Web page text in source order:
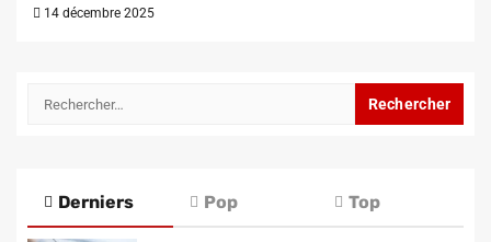
14 décembre 2025
Rechercher :
Derniers Pop Top